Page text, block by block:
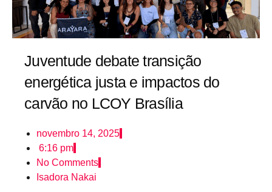
Juventude debate transição
energética justa e impactos do
carvão no LCOY Brasília
novembro 14, 2025
6:16 pm
No Comments
Isadora Nakai